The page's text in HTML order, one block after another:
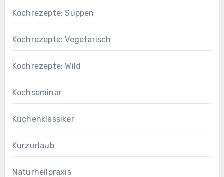
Kochrezepte: Suppen
Kochrezepte: Vegetarisch
Kochrezepte: Wild
Kochseminar
Küchenklassiker
Kurzurlaub
Naturheilpraxis